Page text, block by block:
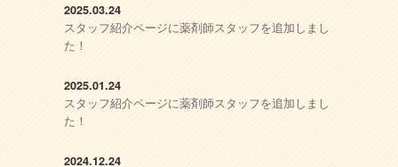
2025.03.24
スタッフ紹介ページに薬剤師スタッフを追加しまし
た！
2025.01.24
スタッフ紹介ページに薬剤師スタッフを追加しまし
た！
2024.12.24